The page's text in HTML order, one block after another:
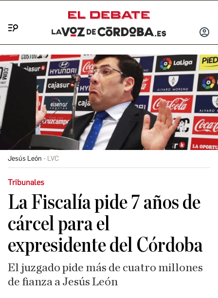
INICIAR
Jesús León LVC
Tribunales
La Fiscalía pide 7 años de
cárcel para el
expresidente del Córdoba
El juzgado pide más de cuatro millones
de fianza a Jesús León